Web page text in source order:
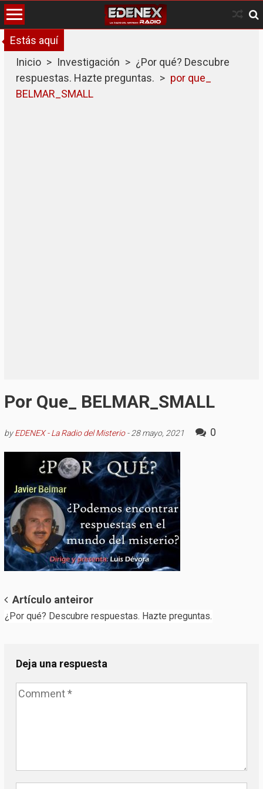
Skip
to
content
Estás aquí
Inicio > Investigación > ¿Por qué? Descubre
respuestas. Hazte preguntas. > por que_
BELMAR_SMALL
Por Que_ BELMAR_SMALL
byEDENEX - La Radio del Misterio- 28 mayo, 2021 0
Post
navigation
Artículo anteiror
¿Por qué? Descubre respuestas. Hazte preguntas.
Deja una respuesta